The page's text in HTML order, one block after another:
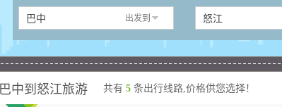
巴中 出发到 怒江
巴中到怒江旅游 共有 5条出行线路,价格供您选择！